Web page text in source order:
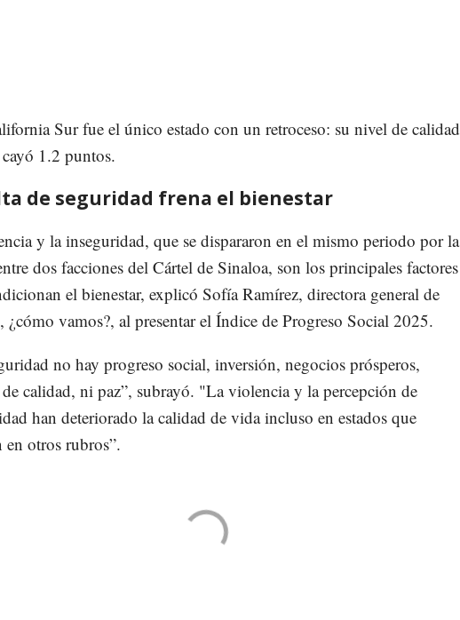
Sur fue el único estado con un retroceso: su nivel de calidad
1.2 puntos.
de seguridad frena el bienestar
y la inseguridad, que se dispararon en el mismo periodo por la
dos facciones del Cártel de Sinaloa, son los principales factores
el bienestar, explicó Sofía Ramírez, directora general de
¿cómo vamos?, al presentar el Índice de Progreso Social 2025.
no hay progreso social, inversión, negocios prósperos,
calidad, ni paz”, subrayó. "La violencia y la percepción de
han deteriorado la calidad de vida incluso en estados que
en otros rubros”.